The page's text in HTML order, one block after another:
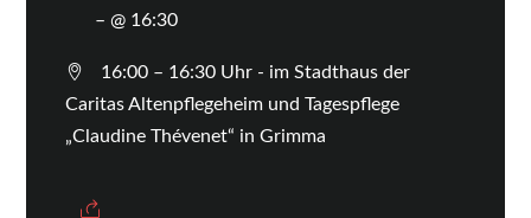
– @ 16:30
16:00 – 16:30 Uhr - im Stadthaus der
Caritas Altenpflegeheim und Tagespflege
„Claudine Thévenet“ in Grimma